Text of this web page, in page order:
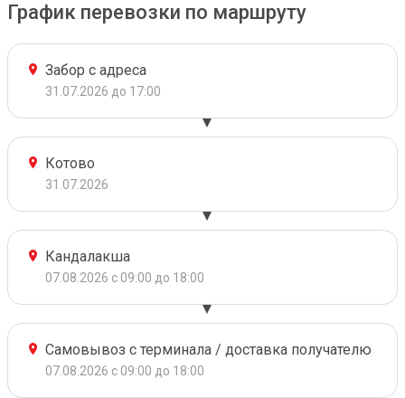
График перевозки по маршруту
Забор с адреса
31.07.2026 до 17:00
Котово
31.07.2026
Кандалакша
07.08.2026 с 09:00 до 18:00
Самовывоз с терминала / доставка получателю
07.08.2026 с 09:00 до 18:00